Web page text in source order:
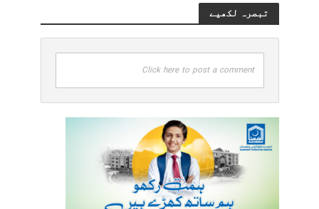
تبصرہ لکھیے
Click here to post a comment